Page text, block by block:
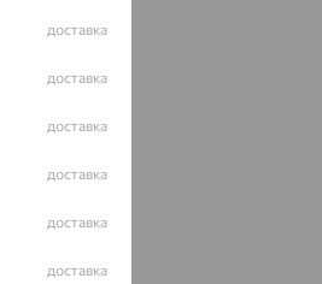
доставка
доставка
доставка
доставка
доставка
доставка